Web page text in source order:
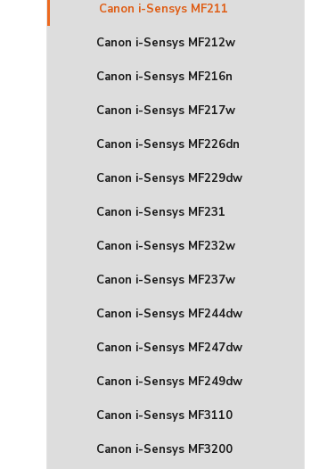
Canon i-Sensys MF211
Canon i-Sensys MF212w
Canon i-Sensys MF216n
Canon i-Sensys MF217w
Canon i-Sensys MF226dn
Canon i-Sensys MF229dw
Canon i-Sensys MF231
Canon i-Sensys MF232w
Canon i-Sensys MF237w
Canon i-Sensys MF244dw
Canon i-Sensys MF247dw
Canon i-Sensys MF249dw
Canon i-Sensys MF3110
Canon i-Sensys MF3200